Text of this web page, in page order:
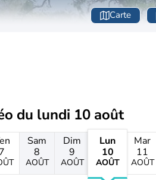
Carte
du lundi 10 août
7
Sam
8
AOÛT
Dim
9
AOÛT
Lun
10
AOÛT
Mar
11
AOÛT